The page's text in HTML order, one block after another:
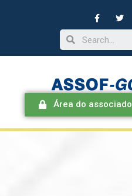
Área do associado